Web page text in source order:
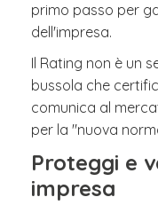
primo passo per
dell'impresa.
Il Rating non è un
bussola che
comunica al
per la "nuova
Proteggi e
impresa